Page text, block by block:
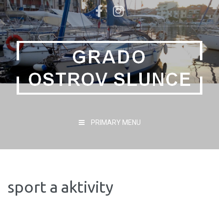
PRIMARY MENU
sport a aktivity